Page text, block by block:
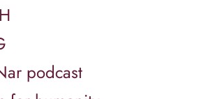
podcast